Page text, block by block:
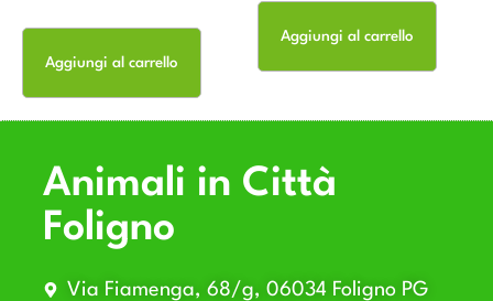
Aggiungi al carrello
Aggiungi al carrello
Animali in Città
Foligno
Via Fiamenga, 68/g, 06034 Foligno PG